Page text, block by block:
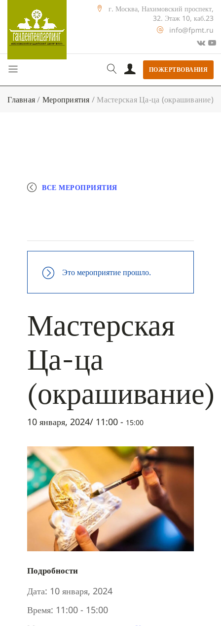
г. Москва, Нахимовский проспект,
32. Этаж 10, каб.23
info@fpmt.ru
ПОЖЕРТВОВАНИЯ
Главная/ Мероприятия / Мастерская Ца-ца (окрашивание)
ВСЕ МЕРОПРИЯТИЯ
Это мероприятие прошло.
Мастерская
Ца-ца
(окрашивание)
10 января, 2024/ 11:00 - 15:00
Подробности
Дата: 10 января, 2024
Время: 11:00 - 15:00